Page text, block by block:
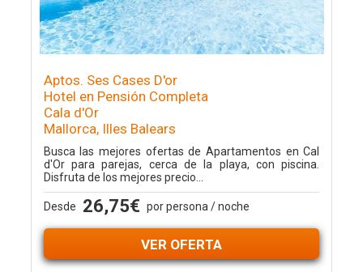
Aptos. Ses Cases D'or
Hotel en Pensión Completa
Cala d'Or
Mallorca, Illes Balears
Busca las mejores ofertas de Apartamentos en Cal
d'Or para parejas, cerca de la playa, con piscina.
Disfruta de los mejores precio...
Desde 26,75€ por persona / noche
VER OFERTA